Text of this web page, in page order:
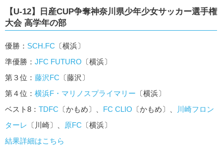
【U-12】日産CUP争奪神奈川県少年少女サッカー選手権
大会 高学年の部
優勝： SCH.FC 〔横浜〕
準優勝： JFC FUTURO 〔横浜〕
第３位： 藤沢FC 〔藤沢〕
第４位： 横浜F・マリノスプライマリー 〔横浜〕
ベスト8： TDFC 〔かもめ〕、 FC CLIO 〔かもめ〕、
川崎フロン
ターレ
〔川崎〕、 原FC 〔横浜〕
結果詳細はこちら